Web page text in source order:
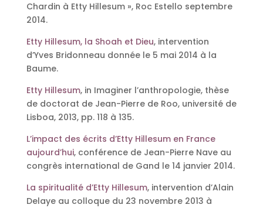
Chardin à Etty Hillesum », Roc Estello septembre
2014.
Etty Hillesum, la Shoah et Dieu, intervention
d’Yves Bridonneau donnée le 5 mai 2014 à la
Baume.
Etty Hillesum, in Imaginer l’anthropologie, thèse
de doctorat de Jean-Pierre de Roo, université de
Lisboa, 2013, pp. 118 à 135.
L’impact des écrits d’Etty Hillesum en France
aujourd’hui, conférence de Jean-Pierre Nave au
congrès international de Gand le 14 janvier 2014.
La spiritualité d’Etty Hillesum, intervention d’Alain
Delaye au colloque du 23 novembre 2013 à